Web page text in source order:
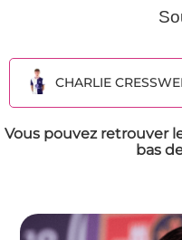
CHARLIE
Vous pouvez retrouver
bas